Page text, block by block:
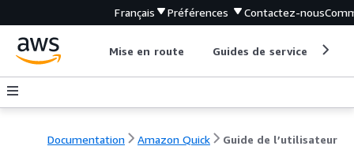
Français Préférences Contactez-nous
Mise en route Guides de service
Documentation Amazon Quick Guide de l’utilisateur